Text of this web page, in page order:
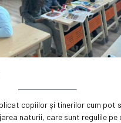
copiilor și tinerilor cum pot
naturii, care sunt regulile pe